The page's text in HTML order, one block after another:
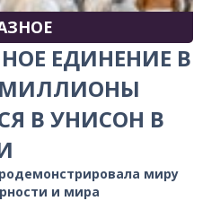
ЕДИНЕНИЕ В
МИЛЛИОНЫ
В УНИСОН В
миру
и мира